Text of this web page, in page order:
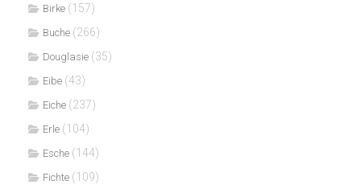
Birke (157)
Buche (266)
Douglasie (35)
Eibe (43)
Eiche (237)
Erle (104)
Esche (144)
Fichte (109)